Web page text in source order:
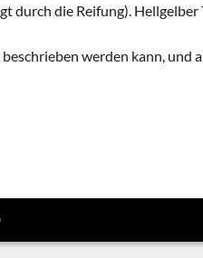
die Reifung). Hellgelber
werden kann, und